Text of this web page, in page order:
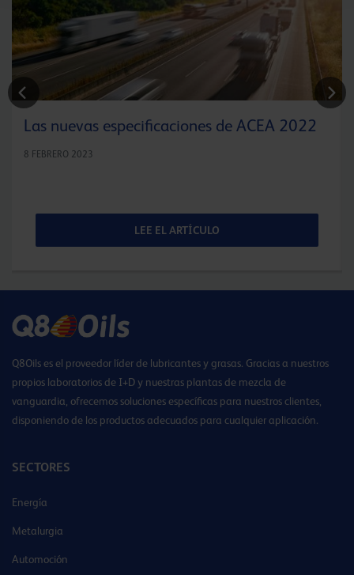
Las nuevas especificaciones de ACEA 2022
8 FEBRERO 2023
LEE EL ARTÍCULO
Q8Oils es el proveedor líder de lubricantes y grasas. Gracias a nuestros
propios laboratorios de I+D y nuestras plantas de mezcla de
vanguardia, ofrecemos soluciones específicas para nuestros clientes,
disponiendo de los productos adecuados para cualquier aplicación.
SECTORES
Energía
Metalurgia
Automoción